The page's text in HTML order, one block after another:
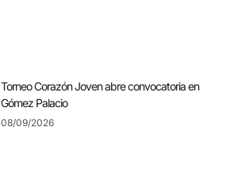
Torneo Corazón Joven abre convocatoria en
Gómez Palacio
08/09/2026